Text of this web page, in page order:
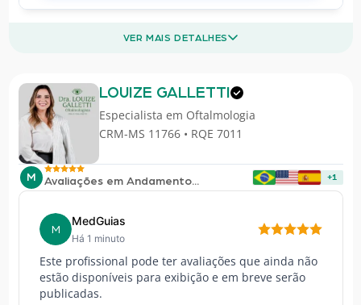
VER MAIS DETALHES
LOUIZE GALLETTI
Especialista em Oftalmologia
CRM-MS 11766 • RQE 7011
M Avaliações em Andamento... +1
M
MedGuias
Há 1 minuto
Este profissional pode ter avaliações que ainda não
estão disponíveis para exibição e em breve serão
publicadas.